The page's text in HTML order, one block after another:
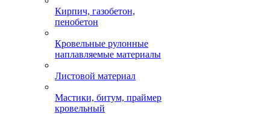
Кирпич, газобетон,
пенобетон
Кровельные рулонные
наплавляемые материалы
Листовой материал
Мастики, битум, праймер
кровельный